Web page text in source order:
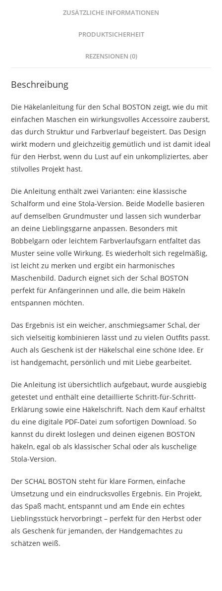
ZUSÄTZLICHE INFORMATIONEN
PRODUKTSICHERHEIT
REZENSIONEN (0)
Beschreibung
Die Häkelanleitung für den Schal BOSTON zeigt, wie du mit
einfachen Maschen ein wirkungsvolles Accessoire zauberst,
das durch Struktur und Farbverlauf begeistert. Das Design
wirkt modern und gleichzeitig gemütlich und ist damit ideal
für den Herbst, wenn du Lust auf ein unkompliziertes, aber
stilvolles Projekt hast.
Die Anleitung enthält zwei Varianten: eine klassische
Schalform und eine Stola-Version. Beide Modelle basieren
auf demselben Grundmuster und lassen sich wunderbar
an deine Lieblingsgarne anpassen. Besonders mit
Bobbelgarn oder leichtem Farbverlaufsgarn entfaltet das
Muster seine volle Wirkung. Es wiederholt sich regelmäßig,
ist leicht zu merken und ergibt ein harmonisches
Maschenbild. Dadurch eignet sich der Schal BOSTON
perfekt für Anfängerinnen und alle, die beim Häkeln
entspannen möchten.
Das Ergebnis ist ein weicher, anschmiegsamer Schal, der
sich vielseitig kombinieren lässt und zu vielen Outfits passt.
Auch als Geschenk ist der Häkelschal eine schöne Idee. Er
ist handgemacht, persönlich und mit Liebe gearbeitet.
Die Anleitung ist übersichtlich aufgebaut, wurde ausgiebig
getestet und enthält eine detaillierte Schritt-für-Schritt-
Erklärung sowie eine Häkelschrift. Nach dem Kauf erhältst
du eine digitale PDF-Datei zum sofortigen Download. So
kannst du direkt loslegen und deinen eigenen BOSTON
häkeln, egal ob als klassischer Schal oder als kuschelige
Stola-Version.
Der SCHAL BOSTON steht für klare Formen, einfache
Umsetzung und ein eindrucksvolles Ergebnis. Ein Projekt,
das Spaß macht, entspannt und am Ende ein echtes
Lieblingsstück hervorbringt – perfekt für den Herbst oder
als Geschenk für jemanden, der Handgemachtes zu
schätzen weiß.